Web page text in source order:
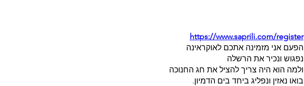
https://www.saprili.com/register
הפעם אני מזמינה אתכם לאוקראינה
נפגוש ונכיר את הרשלה
ולמה הוא היה צריך להציל את חג החנוכה
בואו נאזין ונפליג ביחד בים הדמיון.